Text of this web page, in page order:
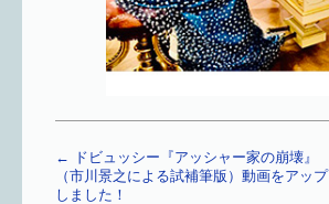
←
ドビュッシー『アッシャー家の崩壊』
（市川景之による試補筆版）動画をアップ
しました！